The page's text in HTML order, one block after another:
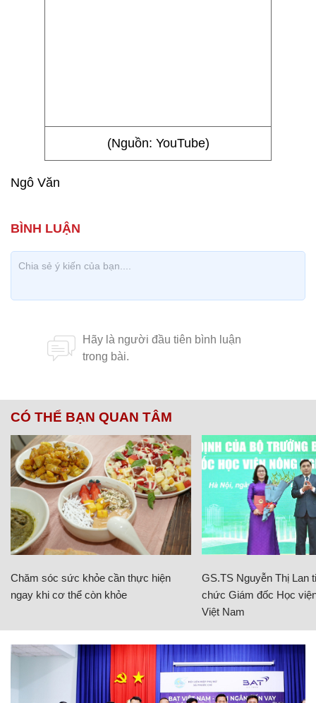
(Nguồn: YouTube)
Ngô Văn
CÓ THỂ BẠN QUAN TÂM
Chăm sóc sức khỏe cần thực hiện
ngay khi cơ thể còn khỏe
GS.TS Nguyễn Thị Lan
chức Giám đốc Học
Việt Nam